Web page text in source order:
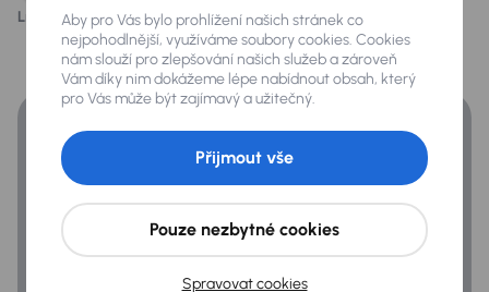
Mlhovky
Přední a zadní parkovací senzory
Střešní nosiče
Zadní světla LED
Extra
Dešťový senzor
Líbí se vám tento popis? Ano Ne
Financování
Získejte lepší podmínky financování než v bance.
Aby pro Vás bylo prohlížení našich stránek co
nejpohodlnější, využíváme soubory cookies. Cookies
nám slouží pro zlepšování našich služeb a zároveň
Vám díky nim dokážeme lépe nabídnout obsah, který
pro Vás může být zajímavý a užitečný.
Spravovat cookies
Pouze nezbytné cookies
Přijmout vše